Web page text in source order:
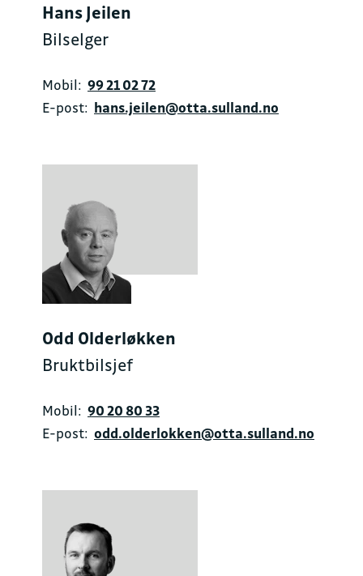
Hans Jeilen
Bilselger
Mobil: 99 21 02 72
E-post: hans.jeilen@otta.sulland.no
Odd Olderløkken
Bruktbilsjef
Mobil: 90 20 80 33
E-post: odd.olderlokken@otta.sulland.no